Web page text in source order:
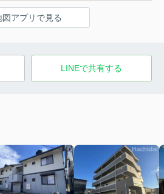
図アプリで見る
LINEで共有する